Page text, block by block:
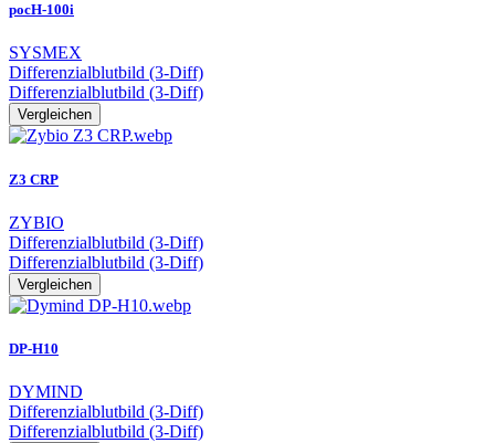
pocH-100i
SYSMEX
Differenzialblutbild (3-Diff)
Differenzialblutbild (3-Diff)
Vergleichen
Z3 CRP
ZYBIO
Differenzialblutbild (3-Diff)
Differenzialblutbild (3-Diff)
Vergleichen
DP-H10
DYMIND
Differenzialblutbild (3-Diff)
Differenzialblutbild (3-Diff)